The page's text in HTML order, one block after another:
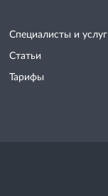
Специалисты и
Статьи
Тарифы